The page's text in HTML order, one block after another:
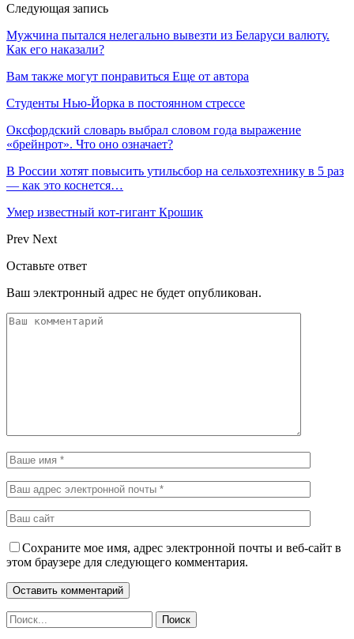
Следующая запись
Мужчина пытался нелегально вывезти из Беларуси валюту.
Как его наказали?
Вам также могут понравиться Еще от автора
Студенты Нью-Йорка в постоянном стрессе
Оксфордский словарь выбрал словом года выражение
«брейнрот». Что оно означает?
В России хотят повысить утильсбор на сельхозтехнику в 5 раз
— как это коснется…
Умер известный кот-гигант Крошик
Prev Next
Оставьте ответ
Ваш электронный адрес не будет опубликован.
Сохраните мое имя, адрес электронной почты и веб-сайт в
этом браузере для следующего комментария.